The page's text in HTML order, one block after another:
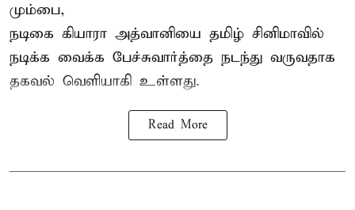
மும்பை,
நடிகை கியாரா அத்வானியை தமிழ் சினிமாவில்
நடிக்க வைக்க பேச்சுவார்த்தை நடந்து வருவதாக
தகவல் வெளியாகி உள்ளது.
Read More